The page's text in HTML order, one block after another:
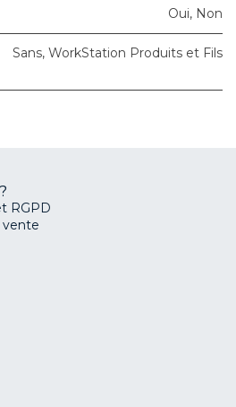
Oui, Non
Sans, WorkStation Produits et Fils
RGPD
vente